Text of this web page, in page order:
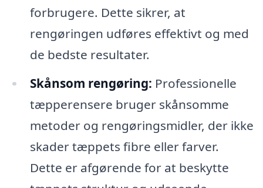
forbrugere. Dette sikrer, at
rengøringen udføres effektivt og med
de bedste resultater.
Skånsom rengøring: Professionelle
tæpperensere bruger skånsomme
metoder og rengøringsmidler, der ikke
skader tæppets fibre eller farver.
Dette er afgørende for at beskytte